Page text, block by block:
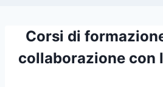
Corsi di
collaborazione con